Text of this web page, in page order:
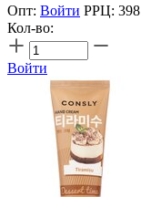
Опт: Войти РРЦ: 398
Кол-во:
Войти